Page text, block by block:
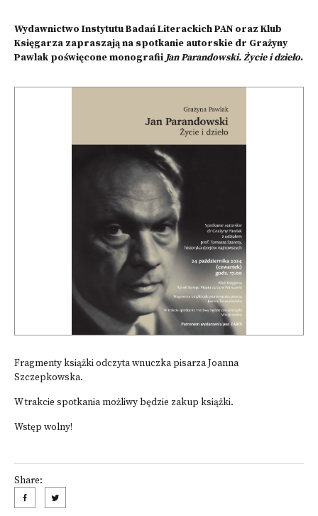
Wydawnictwo Instytutu Badań Literackich PAN oraz Klub
Księgarza zapraszają na spotkanie autorskie dr Grażyny
Pawlak poświęcone monografiiJan Parandowski. Życie i dzieło.
Fragmenty książki odczyta wnuczka pisarza Joanna
Szczepkowska.
W trakcie spotkania możliwy będzie zakup książki.
Wstęp wolny!
Share: